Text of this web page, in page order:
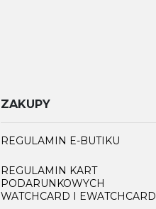
ZAKUPY
REGULAMIN E-BUTIKU
REGULAMIN KART
PODARUNKOWYCH
WATCHCARD I EWATCHCARD